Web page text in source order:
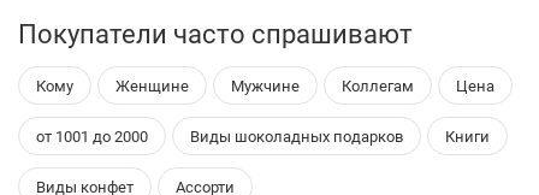
Покупатели часто спрашивают
Кому Женщине Мужчине Коллегам Цена
от 1001 до 2000 Виды шоколадных подарков Книги
Виды конфет Ассорти